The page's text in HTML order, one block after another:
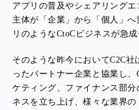
アプリの普及やシェアリング
主体が「企業」から「個人」
リのようなCtoCビジネスが急成
そのような昨今においてC2C
ったパートナー企業と協業し
ケティング、ファイナンス部
ネスを立ち上げ、様々な業界